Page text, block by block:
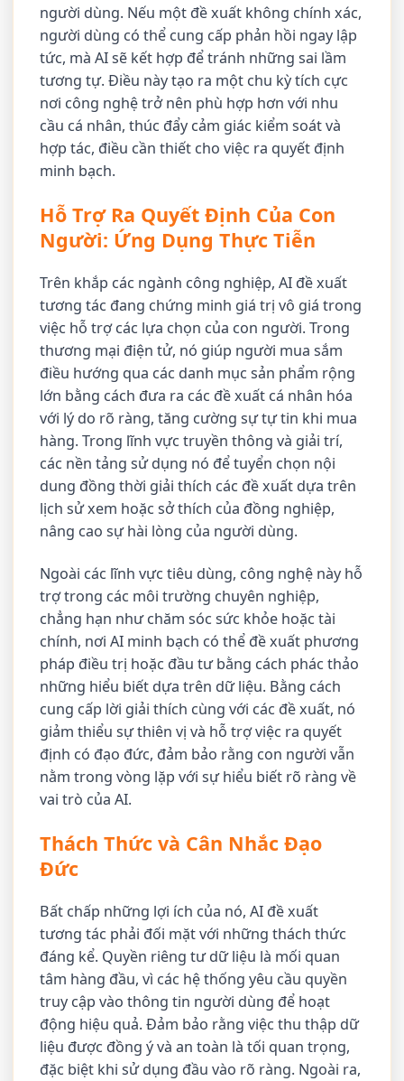
người dùng. Nếu một đề xuất không chính xác,
người dùng có thể cung cấp phản hồi ngay lập
tức, mà AI sẽ kết hợp để tránh những sai lầm
tương tự. Điều này tạo ra một chu kỳ tích cực
nơi công nghệ trở nên phù hợp hơn với nhu
cầu cá nhân, thúc đẩy cảm giác kiểm soát và
hợp tác, điều cần thiết cho việc ra quyết định
minh bạch.
Hỗ Trợ Ra Quyết Định Của Con
Người: Ứng Dụng Thực Tiễn
Trên khắp các ngành công nghiệp, AI đề xuất
tương tác đang chứng minh giá trị vô giá trong
việc hỗ trợ các lựa chọn của con người. Trong
thương mại điện tử, nó giúp người mua sắm
điều hướng qua các danh mục sản phẩm rộng
lớn bằng cách đưa ra các đề xuất cá nhân hóa
với lý do rõ ràng, tăng cường sự tự tin khi mua
hàng. Trong lĩnh vực truyền thông và giải trí,
các nền tảng sử dụng nó để tuyển chọn nội
dung đồng thời giải thích các đề xuất dựa trên
lịch sử xem hoặc sở thích của đồng nghiệp,
nâng cao sự hài lòng của người dùng.
Ngoài các lĩnh vực tiêu dùng, công nghệ này hỗ
trợ trong các môi trường chuyên nghiệp,
chẳng hạn như chăm sóc sức khỏe hoặc tài
chính, nơi AI minh bạch có thể đề xuất phương
pháp điều trị hoặc đầu tư bằng cách phác thảo
những hiểu biết dựa trên dữ liệu. Bằng cách
cung cấp lời giải thích cùng với các đề xuất, nó
giảm thiểu sự thiên vị và hỗ trợ việc ra quyết
định có đạo đức, đảm bảo rằng con người vẫn
nằm trong vòng lặp với sự hiểu biết rõ ràng về
vai trò của AI.
Thách Thức và Cân Nhắc Đạo
Đức
Bất chấp những lợi ích của nó, AI đề xuất
tương tác phải đối mặt với những thách thức
đáng kể. Quyền riêng tư dữ liệu là mối quan
tâm hàng đầu, vì các hệ thống yêu cầu quyền
truy cập vào thông tin người dùng để hoạt
động hiệu quả. Đảm bảo rằng việc thu thập dữ
liệu được đồng ý và an toàn là tối quan trọng,
đặc biệt khi sử dụng đầu vào rõ ràng. Ngoài ra,